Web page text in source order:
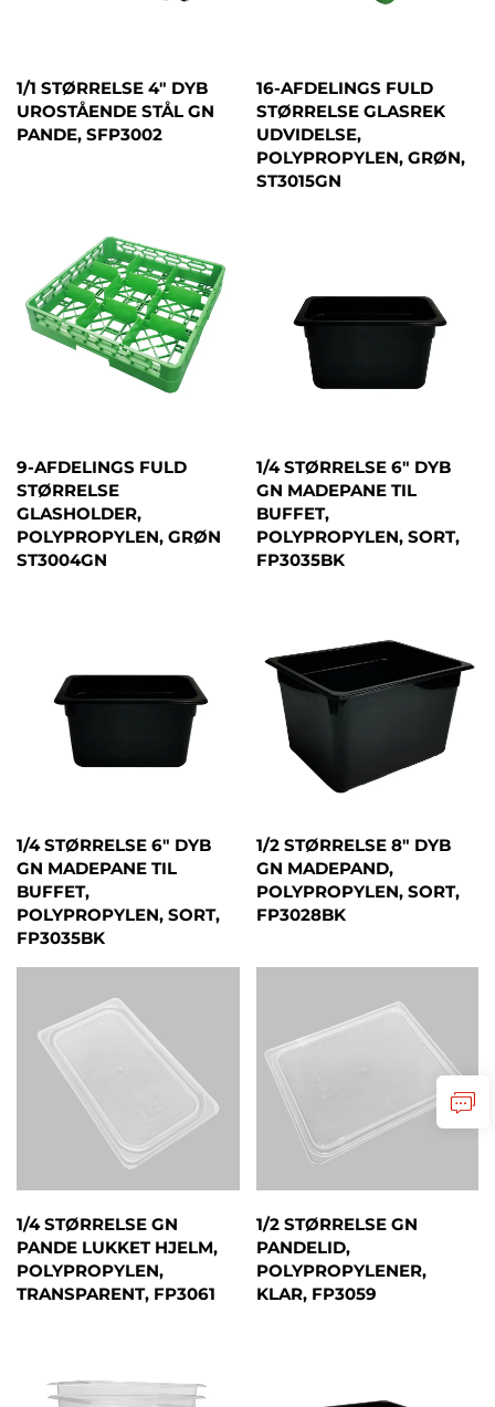
1/1 STØRRELSE 4" DYB
UROSTÅENDE STÅL GN
PANDE, SFP3002
16-AFDELINGS FULD
STØRRELSE GLASREK
UDVIDELSE,
POLYPROPYLEN, GRØN,
ST3015GN
9-AFDELINGS FULD
STØRRELSE
GLASHOLDER,
POLYPROPYLEN, GRØN
ST3004GN
1/4 STØRRELSE 6" DYB
GN MADEPANE TIL
BUFFET,
POLYPROPYLEN, SORT,
FP3035BK
1/4 STØRRELSE 6" DYB
GN MADEPANE TIL
BUFFET,
POLYPROPYLEN, SORT,
FP3035BK
1/2 STØRRELSE 8" DYB
GN MADEPAND,
POLYPROPYLEN, SORT,
FP3028BK
1/4 STØRRELSE GN
PANDE LUKKET HJELM,
POLYPROPYLEN,
TRANSPARENT, FP3061
1/2 STØRRELSE GN
PANDELID,
POLYPROPYLENER,
KLAR, FP3059